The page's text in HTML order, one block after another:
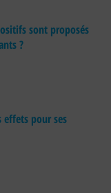
sont proposés
?
effets pour ses